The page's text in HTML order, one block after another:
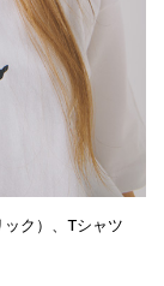
ク）、Tシャツ